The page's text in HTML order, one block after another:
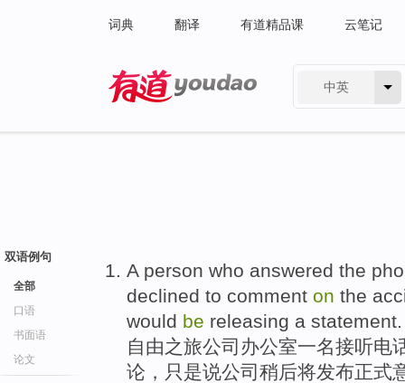
词典 翻译 有道精品课 云笔记
中英
双语例句
全部
口语
书面语
论文
A person who answered the
declined to comment on the
would be releasing a statement.
自由之旅公司办公室一名接听电
论 ， 只是说公司 稍后将发布正式